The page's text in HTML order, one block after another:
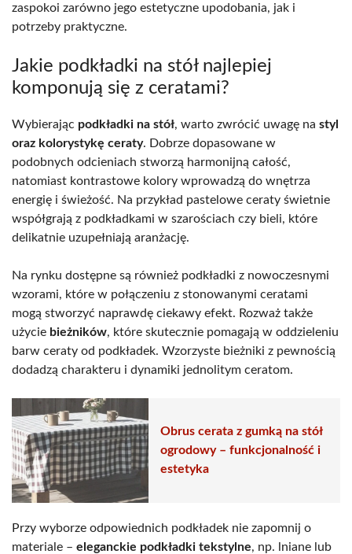
zaspokoi zarówno jego estetyczne upodobania, jak i
potrzeby praktyczne.
Jakie podkładki na stół najlepiej
komponują się z ceratami?
Wybierając podkładki na stół, warto zwrócić uwagę na styl
oraz kolorystykę ceraty. Dobrze dopasowane w
podobnych odcieniach stworzą harmonijną całość,
natomiast kontrastowe kolory wprowadzą do wnętrza
energię i świeżość. Na przykład pastelowe ceraty świetnie
współgrają z podkładkami w szarościach czy bieli, które
delikatnie uzupełniają aranżację.
Na rynku dostępne są również podkładki z nowoczesnymi
wzorami, które w połączeniu z stonowanymi ceratami
mogą stworzyć naprawdę ciekawy efekt. Rozważ także
użycie bieżników, które skutecznie pomagają w oddzieleniu
barw ceraty od podkładek. Wzorzyste bieżniki z pewnością
dodadzą charakteru i dynamiki jednolitym ceratom.
Obrus cerata z gumką na stół
ogrodowy – funkcjonalność i
estetyka
Przy wyborze odpowiednich podkładek nie zapomnij o
materiale – eleganckie podkładki tekstylne, np. lniane lub